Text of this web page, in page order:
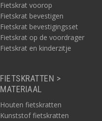
Fietskrat voorop
Fietskrat bevestigen
Fietskrat bevestigingsset
Fietskrat op de voordrager
Fietskrat en kinderzitje
FIETSKRATTEN >
MATERIAAL
Houten fietskratten
Kunststof fietskratten